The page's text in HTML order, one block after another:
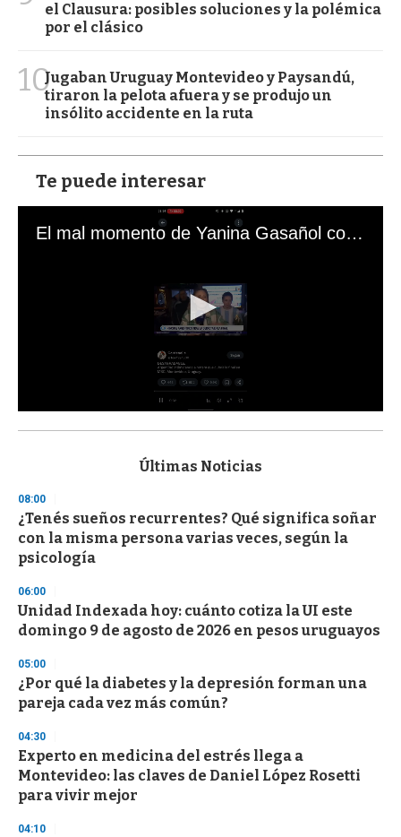
el Clausura: posibles soluciones y la polémica
por el clásico
10Jugaban Uruguay Montevideo y Paysandú,
tiraron la pelota afuera y se produjo un
insólito accidente en la ruta
Te puede interesar
El mal momento de Yanina Gasañol con un hincha argentino en "Subrayado"
s
d
s
o
f
3
s
e
c
o
d
Últimas Noticias
08:00
¿Tenés sueños recurrentes? Qué significa soñar
con la misma persona varias veces, según la
psicología
06:00
Unidad Indexada hoy: cuánto cotiza la UI este
domingo 9 de agosto de 2026 en pesos uruguayos
05:00
¿Por qué la diabetes y la depresión forman una
pareja cada vez más común?
04:30
Experto en medicina del estrés llega a
Montevideo: las claves de Daniel López Rosetti
para vivir mejor
04:10